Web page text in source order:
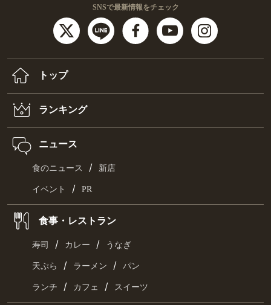
SNSで最新情報をチェック
トップ
ランキング
ニュース
食のニュース / 新店
イベント / PR
食事・レストラン
寿司 / カレー / うなぎ
天ぷら / ラーメン / パン
ランチ / カフェ / スイーツ